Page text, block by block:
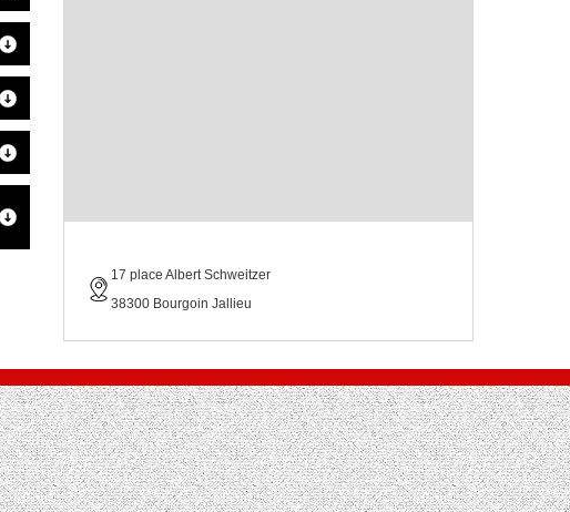
17 place Albert Schweitzer
38300 Bourgoin Jallieu